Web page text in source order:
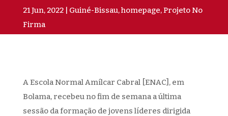
21 Jun, 2022 Guiné-Bissau,homepage,Projeto No
Firma
A Escola Normal Amílcar Cabral [ENAC], em
Bolama, recebeu no fim de semana a última
sessão da formação de jovens líderes dirigida